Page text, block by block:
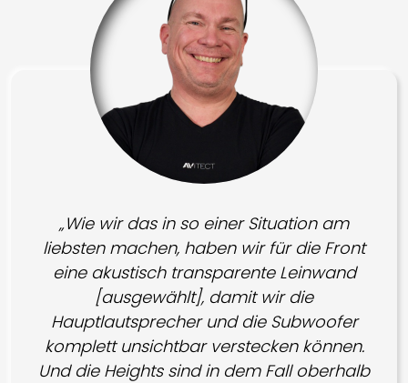
„Wie wir das in so einer Situation am
liebsten machen, haben wir für die Front
eine akustisch transparente Leinwand
[ausgewählt], damit wir die
Hauptlautsprecher und die Subwoofer
komplett unsichtbar verstecken können.
Und die Heights sind in dem Fall oberhalb